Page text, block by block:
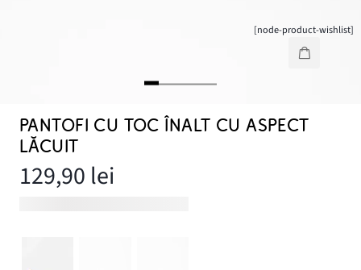
[node-product-wishlist]
PANTOFI CU TOC ÎNALT CU ASPECT
LĂCUIT
129,90 lei